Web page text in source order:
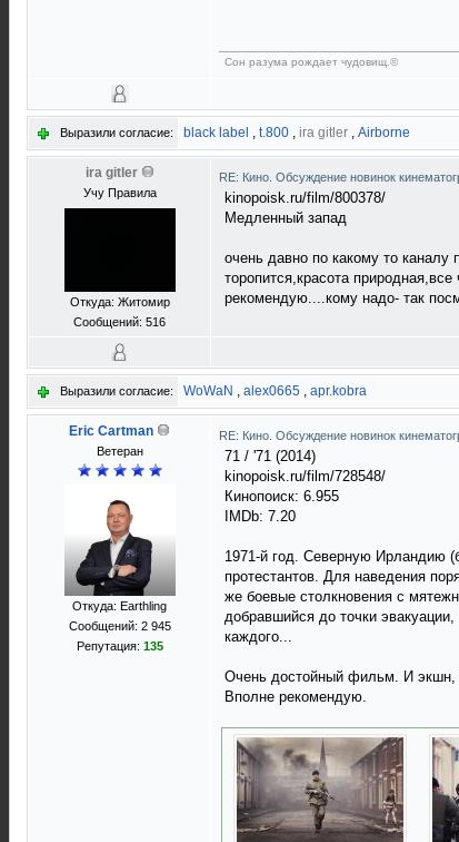
Сон разума рождает чудовищ.©
Выразили согласие: black label , t.800 , ira gitler , Airborne
ira gitler
Учу Правила
Откуда: Житомир
Сообщений: 516
RE: Кино. Обсуждение новинок
kinopoisk.ru/film/800378/
Медленный запад
очень давно по какому то
торопится,красота
рекомендую....кому надо- так
Выразили согласие: WoWaN , alex0665 , apr.kobra
Eric Cartman
Ветеран
Откуда: Earthling
Сообщений: 2 945
Репутация: 135
RE: Кино. Обсуждение новинок
71 / '71 (2014)
kinopoisk.ru/film/728548/
Кинопоиск: 6.955
IMDb: 7.20
1971-й год. Северную Ирландию
протестантов. Для наведения
же боевые столкновения с
добравшийся до точки
каждого...
Очень достойный фильм. И экшн,
Вполне рекомендую.